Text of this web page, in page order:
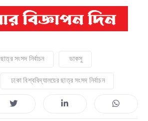
ছাত্র সংসদ নির্বাচন ডাকসু
ঢাকা বিশ্ববিদ্যালয়ের ছাত্র সংসদ নির্বাচন